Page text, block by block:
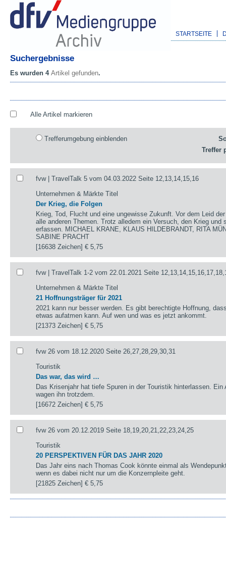
STARTSEITE
Suchergebnisse
Es wurden 4 Artikel gefunden.
Alle Artikel markieren
Trefferumgebung einblenden
Treffer
fvw | TravelTalk 5 vom 04.03.2022 Seite 12,13,14,15,16
Unternehmen & Märkte Titel
Der Krieg, die Folgen
Krieg, Tod, Flucht und eine ungewisse Zukunft. Vor dem Leid
alle anderen Themen. Trotz alledem ein Versuch, den Krieg und
erfassen. MICHAEL KRANE, KLAUS HILDEBRANDT, RITA
SABINE PRACHT
[16638 Zeichen]€ 5,75
fvw | TravelTalk 1-2 vom 22.01.2021 Seite
Unternehmen & Märkte Titel
21 Hoffnungsträger für 2021
2021 kann nur besser werden. Es gibt berechtigte Hoffnung,
etwas aufatmen kann. Auf wen und was es jetzt ankommt.
[21373 Zeichen]€ 5,75
fvw 26 vom 18.12.2020 Seite 26,27,28,29,30,31
Touristik
Das war, das wird …
Das Krisenjahr hat tiefe Spuren in der Touristik hinterlassen.
wagen ihn trotzdem.
[16672 Zeichen]€ 5,75
fvw 26 vom 20.12.2019 Seite 18,19,20,21,22,23,24,25
Touristik
20 PERSPEKTIVEN FÜR DAS JAHR 2020
Das Jahr eins nach Thomas Cook könnte einmal als
wenn es dabei nicht nur um die Konzernpleite geht.
[21825 Zeichen]€ 5,75